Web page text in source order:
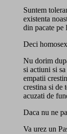
Suntem
existenta
din pacate pe
Deci
Nu dorim
si actiuni si
empatii
crestina si de
acuzati de
Daca nu ne
Va urez un